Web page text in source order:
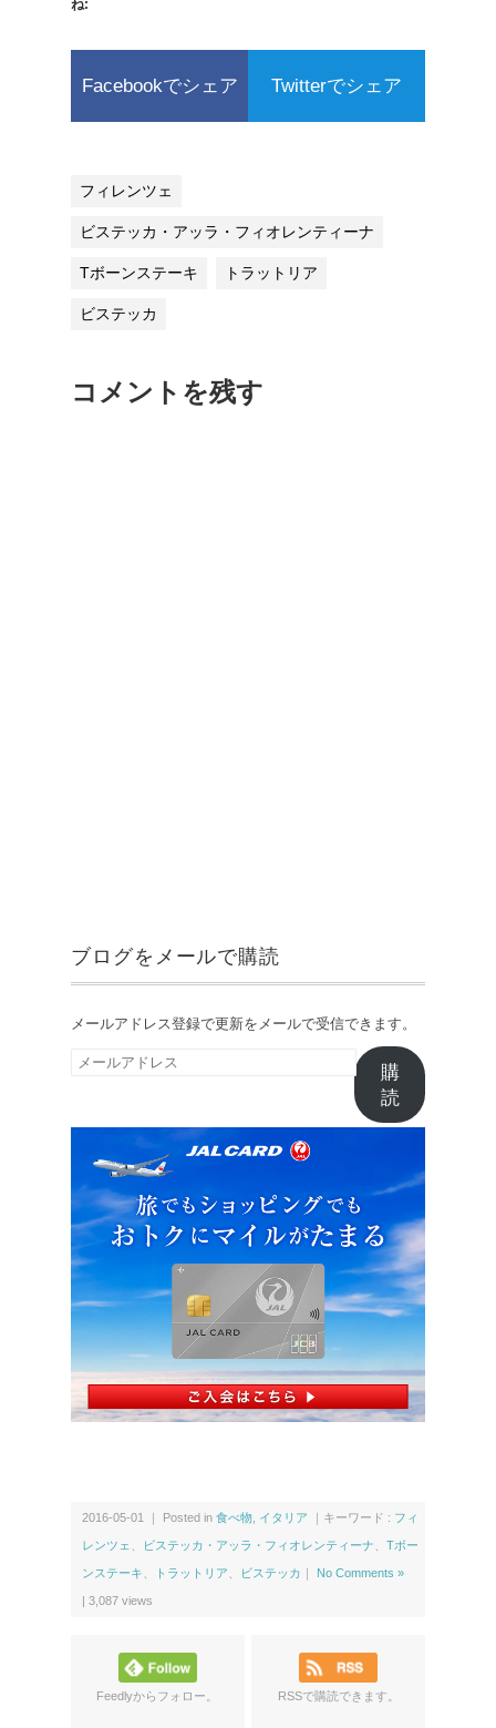
ね:
Facebookでシェア Twitterでシェア
フィレンツェ
ビステッカ・アッラ・フィオレンティーナ
Tボーンステーキ トラットリア
ビステッカ
コメントを残す
ブログをメールで購読
メールアドレス登録で更新をメールで受信できます。
メ
ド
レ
ス
購
読
2016-05-01 ｜ Posted in 食べ物, イタリア ｜キーワード : フィ
レンツェ、 ビステッカ・アッラ・フィオレンティーナ、 Tボー
ンステーキ、 トラットリア、 ビステッカ No Comments »
3,087 views
Feedlyからフォロー。 RSSで購読できます。